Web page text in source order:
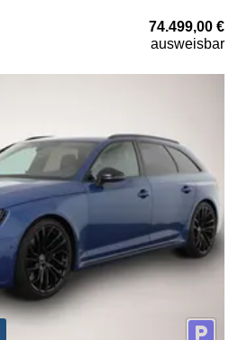
74.499,00 €
ausweisbar